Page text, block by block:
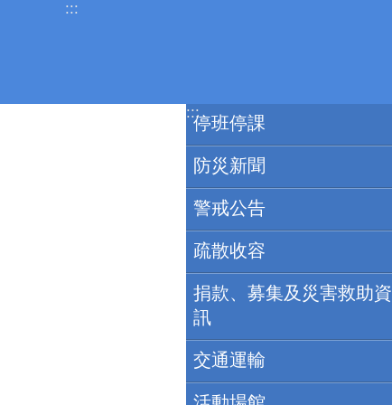
跳到主要內容區塊
:::
:::
停班停課
防災新聞
警戒公告
疏散收容
捐款、募集及災害救助資
訊
交通運輸